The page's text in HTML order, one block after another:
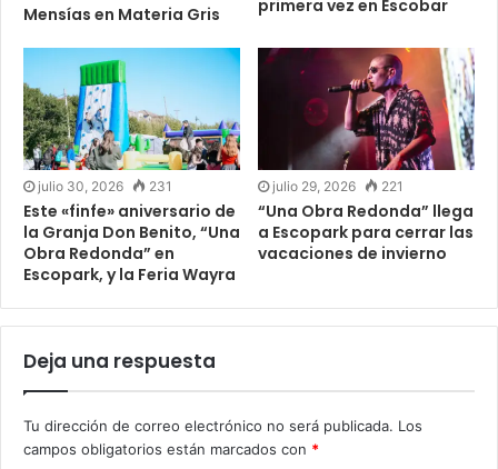
Mensías en Materia Gris
primera vez en Escobar
julio 30, 2026 231
Este «finfe» aniversario de
la Granja Don Benito, “Una
Obra Redonda” en
Escopark, y la Feria Wayra
julio 29, 2026 221
“Una Obra Redonda” llega
a Escopark para cerrar las
vacaciones de invierno
Deja una respuesta
Tu dirección de correo electrónico no será publicada. Los
campos obligatorios están marcados con *